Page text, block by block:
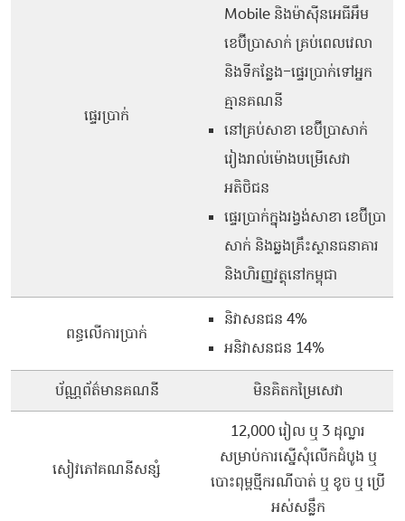
ផ្ទេរប្រាក់
Mobile និងម៉ាស៊ីនអេធីអឹម
ខេប៊ីប្រាសាក់ គ្រប់ពេលវេលា
និងទីកន្លែង-ផ្ទេរប្រាក់ទៅអ្នក
គ្មានគណនី
នៅគ្រប់សាខា ខេប៊ីប្រាសាក់
រៀងរាល់ម៉ោងបម្រើសេវា
អតិថិជន
ផ្ទេរប្រាក់ក្នុងរង្វង់សាខា ខេប៊ីប្រា
សាក់ និងឆ្លងគ្រឹះស្ថានធនាគារ
និងហិរញ្ញវត្ថុនៅកម្ពុជា
ពន្ធលើការប្រាក់
និវាសនជន 4%
អនិវាសនជន 14%
ប័ណ្ណព័ត៌មានគណនី មិនគិតកម្រៃសេវា
សៀវភៅគណនីសន្សំ
12,000 រៀល ឬ 3 ដុល្លារ
សម្រាប់ការស្នើសុំលើកដំបូង ឬ
បោះពុម្ពថ្មីករណីបាត់ ឬ ខូច ឬ ប្រើ
អស់សន្លឹក